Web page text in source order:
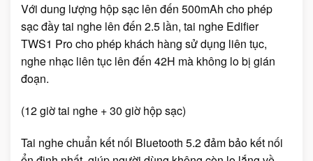
Với dung lượng hộp sạc lên đến 500mAh cho phép
sạc đầy tai nghe lên đến 2.5 lần, tai nghe Edifier
TWS1 Pro cho phép khách hàng sử dụng liên tục,
nghe nhạc liên tục lên đến 42H mà không lo bị gián
đoạn.
(12 giờ tai nghe + 30 giờ hộp sạc)
Tai nghe chuẩn kết nối Bluetooth 5.2 đảm bảo kết nối